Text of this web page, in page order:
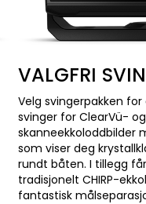
VALGFRI
Velg svingerpakken
svinger for ClearVü-
skanneekkoloddbilder
som viser deg
rundt båten. I tillegg
tradisjonelt CHIRP-
fantastisk